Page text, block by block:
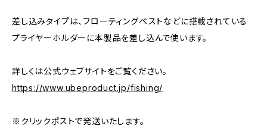
差し込みタイプは、フローティングベストなどに搭載されている
プライヤーホルダーに本製品を差し込んで使います。
詳しくは公式ウェブサイトをご覧ください。
https://www.ubeproduct.jp/fishing/
※クリックポストで発送いたします。